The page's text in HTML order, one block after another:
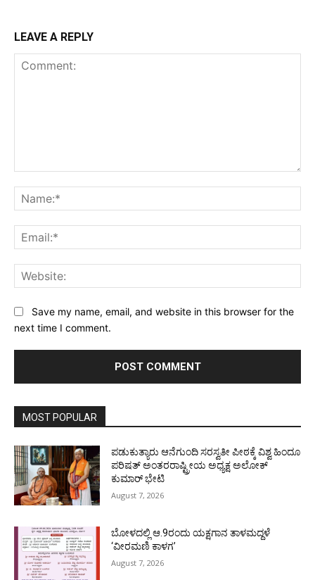
LEAVE A REPLY
Save my name, email, and website in this browser for the
next time I comment.
MOST POPULAR
ಪಡುಕುತ್ಯಾರು ಆನೆಗುಂದಿ ಸರಸ್ವತೀ ಪೀಠಕ್ಕೆ ವಿಶ್ವ ಹಿಂದೂ
ಪರಿಷತ್ ಅಂತರರಾಷ್ಟ್ರೀಯ ಅಧ್ಯಕ್ಷ ಅಲೋಕ್
ಕುಮಾರ್ ಭೇಟಿ
August 7, 2026
ಬೋಳದಲ್ಲಿ ಆ.9ರಂದು ಯಕ್ಷಗಾನ ತಾಳಮದ್ದಳೆ
‘ವೀರಮಣಿ ಕಾಳಗ’
August 7, 2026